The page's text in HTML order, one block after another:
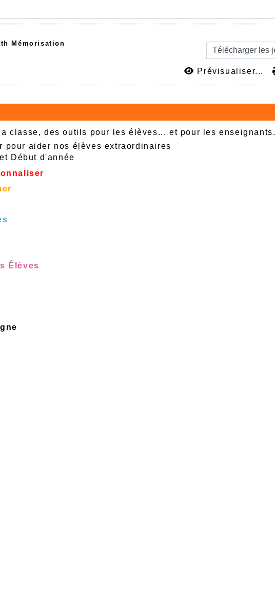
Mémorisation
Prévisualiser...
classe, des outils pour les élèves... et pour les enseignants.
pour aider nos élèves extraordinaires
Début d'année
Élèves